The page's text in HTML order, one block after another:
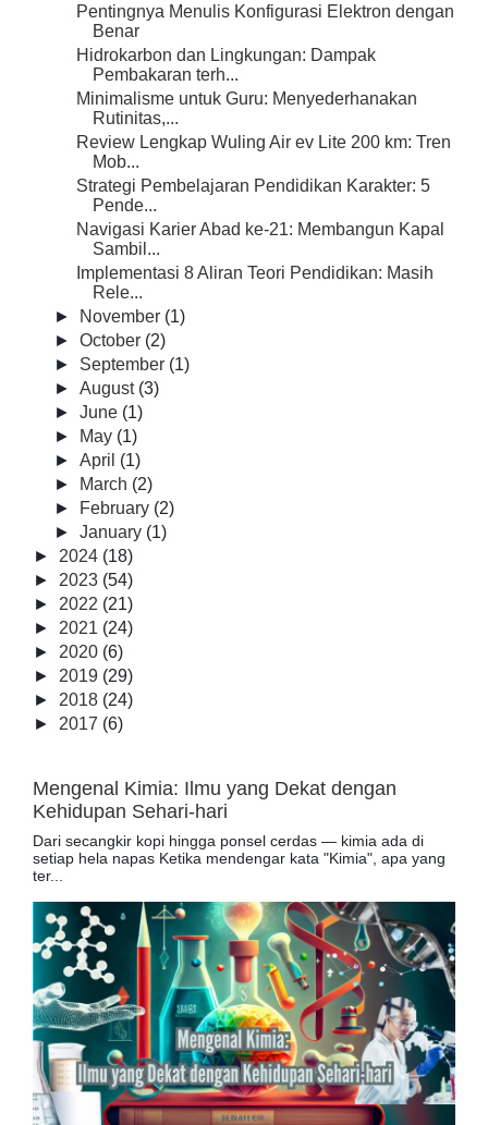
Pentingnya Menulis Konfigurasi Elektron dengan
Benar
Hidrokarbon dan Lingkungan: Dampak
Pembakaran terh...
Minimalisme untuk Guru: Menyederhanakan
Rutinitas,...
Review Lengkap Wuling Air ev Lite 200 km: Tren
Mob...
Strategi Pembelajaran Pendidikan Karakter: 5
Pende...
Navigasi Karier Abad ke-21: Membangun Kapal
Sambil...
Implementasi 8 Aliran Teori Pendidikan: Masih
Rele...
►
November (1)
►October (2)
► September (1)
►August (3)
►June (1)
►
May (1)
►April (1)
►
March (2)
►
February (2)
►January (1)
► 2024 (18)
► 2023 (54)
► 2022 (21)
► 2021 (24)
► 2020 (6)
► 2019 (29)
► 2018 (24)
► 2017 (6)
Mengenal Kimia: Ilmu yang Dekat dengan
Kehidupan Sehari-hari
Dari secangkir kopi hingga ponsel cerdas — kimia ada di
setiap hela napas Ketika mendengar kata "Kimia", apa yang
ter...